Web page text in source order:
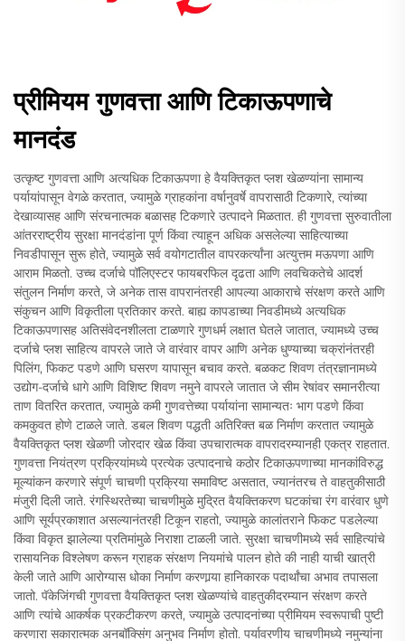
प्रीमियम गुणवत्ता आणि टिकाऊपणाचे
मानदंड
उत्कृष्ट गुणवत्ता आणि अत्यधिक टिकाऊपणा हे वैयक्तिकृत प्लश खेळण्यांना सामान्य
पर्यायांपासून वेगळे करतात, ज्यामुळे ग्राहकांना वर्षानुवर्षे वापरासाठी टिकणारे, त्यांच्या
देखाव्यासह आणि संरचनात्मक बळासह टिकणारे उत्पादने मिळतात. ही गुणवत्ता सुरुवातीला
आंतरराष्ट्रीय सुरक्षा मानदंडांना पूर्ण किंवा त्याहून अधिक असलेल्या साहित्याच्या
निवडीपासून सुरू होते, ज्यामुळे सर्व वयोगटातील वापरकर्त्यांना अत्युत्तम मऊपणा आणि
आराम मिळतो. उच्च दर्जाचे पॉलिएस्टर फायबरफिल दृढता आणि लवचिकतेचे आदर्श
संतुलन निर्माण करते, जे अनेक तास वापरानंतरही आपल्या आकाराचे संरक्षण करते आणि
संकुचन आणि विकृतीला प्रतिकार करते. बाह्य कापडाच्या निवडीमध्ये अत्यधिक
टिकाऊपणासह अतिसंवेदनशीलता टाळणारे गुणधर्म लक्षात घेतले जातात, ज्यामध्ये उच्च
दर्जाचे प्लश साहित्य वापरले जाते जे वारंवार वापर आणि अनेक धुण्याच्या चक्रांनंतरही
पिलिंग, फिकट पडणे आणि घसरण यापासून बचाव करते. बळकट शिवण तंत्रज्ञानामध्ये
उद्योग-दर्जाचे धागे आणि विशिष्ट शिवण नमुने वापरले जातात जे सीम रेषांवर समानरीत्या
ताण वितरित करतात, ज्यामुळे कमी गुणवत्तेच्या पर्यायांना सामान्यतः भाग पडणे किंवा
कमकुवत होणे टाळले जाते. डबल शिवण पद्धती अतिरिक्त बळ निर्माण करतात ज्यामुळे
वैयक्तिकृत प्लश खेळणी जोरदार खेळ किंवा उपचारात्मक वापरादरम्यानही एकत्र राहतात.
गुणवत्ता नियंत्रण प्रक्रियांमध्ये प्रत्येक उत्पादनाचे कठोर टिकाऊपणाच्या मानकांविरुद्ध
मूल्यांकन करणारे संपूर्ण चाचणी प्रक्रिया समाविष्ट असतात, ज्यानंतरच ते वाहतुकीसाठी
मंजुरी दिली जाते. रंगस्थिरतेच्या चाचणीमुळे मुद्रित वैयक्तिकरण घटकांचा रंग वारंवार धुणे
आणि सूर्यप्रकाशात असल्यानंतरही टिकून राहतो, ज्यामुळे कालांतराने फिकट पडलेल्या
किंवा विकृत झालेल्या प्रतिमांमुळे निराशा टाळली जाते. सुरक्षा चाचणीमध्ये सर्व साहित्यांचे
रासायनिक विश्लेषण करून ग्राहक संरक्षण नियमांचे पालन होते की नाही याची खात्री
केली जाते आणि आरोग्यास धोका निर्माण करणार्‍या हानिकारक पदार्थांचा अभाव तपासला
जातो. पॅकेजिंगची गुणवत्ता वैयक्तिकृत प्लश खेळण्यांचे वाहतुकीदरम्यान संरक्षण करते
आणि त्यांचे आकर्षक प्रकटीकरण करते, ज्यामुळे उत्पादनांच्या प्रीमियम स्वरूपाची पुष्टी
करणारा सकारात्मक अनबॉक्सिंग अनुभव निर्माण होतो. पर्यावरणीय चाचणीमध्ये नमुन्यांना